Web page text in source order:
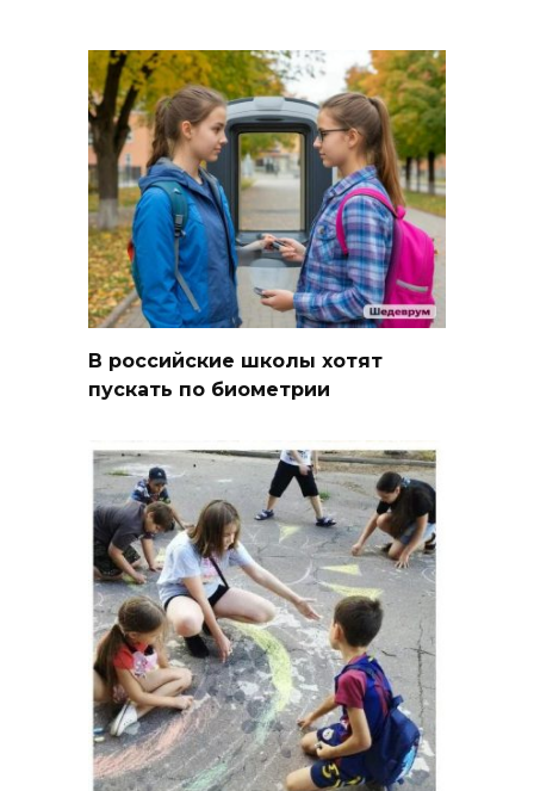
В российские школы хотят
пускать по биометрии